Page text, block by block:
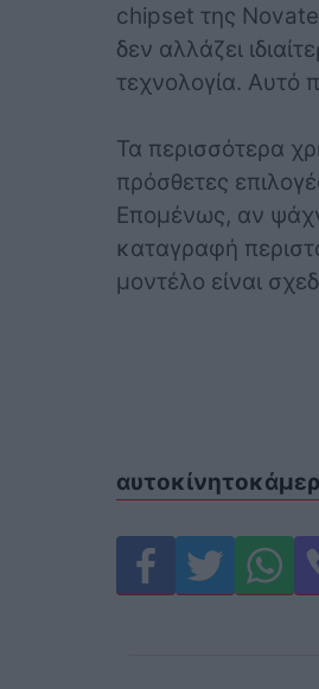
chipset της
δεν αλλάζει
τεχνολογία. Αυτό
Τα περισσότερα
πρόσθετες
Επομένως, αν
καταγραφή
μοντέλο είναι
αυτοκίνητο